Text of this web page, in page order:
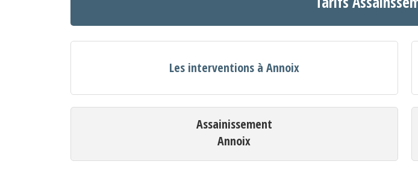
Les interventions à Annoix
Assainissement
Annoix